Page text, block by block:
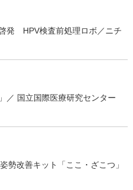
発 HPV検査前処理ロボ／ニチ
／ 国立国際医療研究センター
改善キット「ここ・ざこつ」